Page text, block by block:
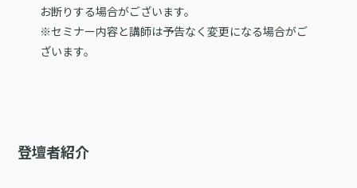
お断りする場合がございます。
※セミナー内容と講師は予告なく変更になる場合がご
ざいます。
登壇者紹介